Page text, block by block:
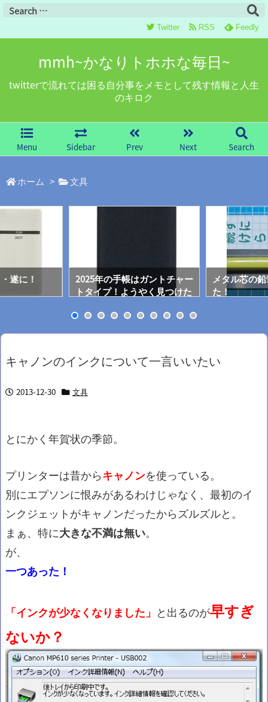
mmh~かなりトホホな毎日~
twitterで流れては困る自分事をメモとして残す情報と人生
のキロク
Menu Sidebar Prev Next Search
Twitter RSS Feedly
ホーム > 文具
遂に！
2025年の手帳はガントチャー
トタイプ！ようやく見つけた
メタル芯の
た！
キャノンのインクについて一言いいたい
2013-12-30 文具
とにかく年賀状の季節。
プリンターは昔からキャノンを使っている。
別にエプソンに恨みがあるわけじゃなく、最初のイ
ンクジェットがキャノンだったからズルズルと。
まぁ、特に大きな不満は無い。
が、
一つあった！
「インクが少なくなりました」 と出るのが早すぎ
ないか？